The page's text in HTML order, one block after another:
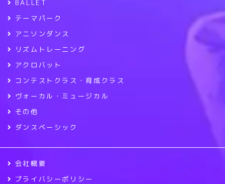
BALLET
テーマパーク
アニソンダンス
リズムトレーニング
アクロバット
コンテストクラス・育成クラス
ヴォーカル・ミュージカル
その他
ダンスベーシック
会社概要
プライバシーポリシー